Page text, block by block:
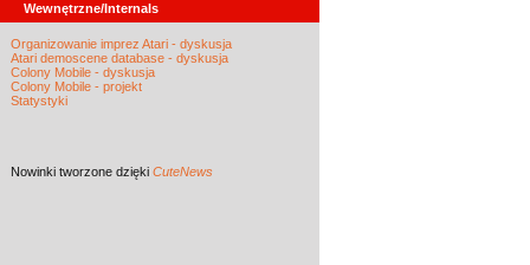
Wewnętrzne/Internals
Organizowanie imprez Atari - dyskusja
Atari demoscene database - dyskusja
Colony Mobile - dyskusja
Colony Mobile - projekt
Statystyki
Nowinki tworzone dzięki CuteNews